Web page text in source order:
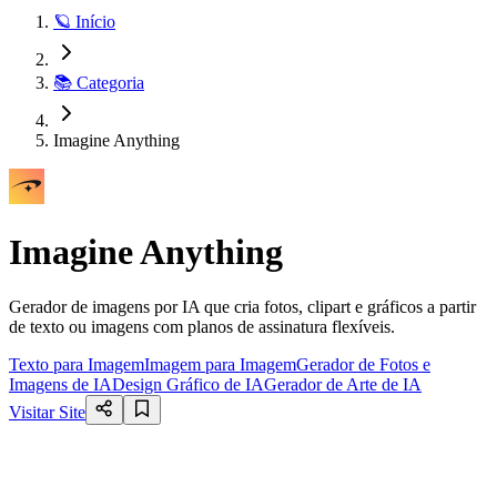
🪐 Início
📚 Categoria
Imagine Anything
Imagine Anything
Gerador de imagens por IA que cria fotos, clipart e gráficos a partir
de texto ou imagens com planos de assinatura flexíveis.
Texto para ImagemImagem para ImagemGerador de Fotos e
Imagens de IADesign Gráfico de IAGerador de Arte de IA
Visitar Site